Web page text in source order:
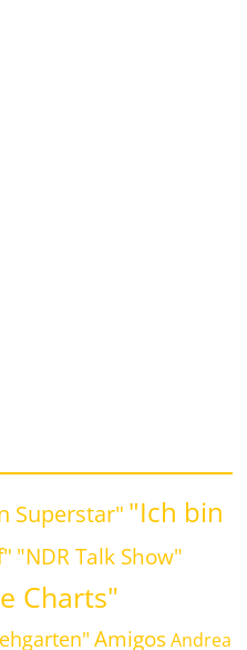
Superstar" "Ich bin
"NDR Talk Show"
Charts"
Amigos Andrea